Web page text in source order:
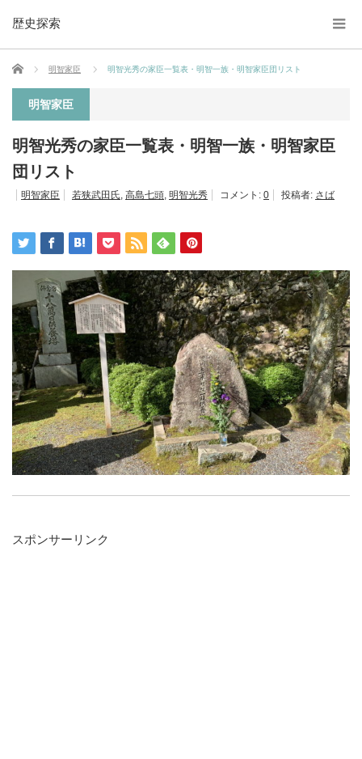
歴史探索
ホーム 明智家臣 明智光秀の家臣一覧表・明智一族・明智家臣団リスト
明智家臣
明智光秀の家臣一覧表・明智一族・明智家臣
団リスト
明智家臣 若狭武田氏, 高島七頭, 明智光秀 コメント: 0 投稿者: さば
スポンサーリンク